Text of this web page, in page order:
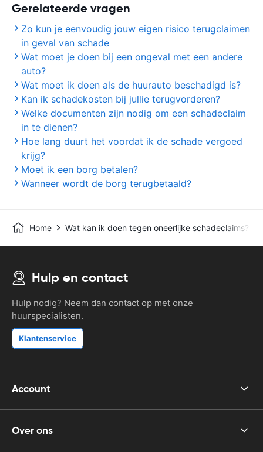
Gerelateerde vragen
Zo kun je eenvoudig jouw eigen risico terugclaimen
in geval van schade
Wat moet je doen bij een ongeval met een andere
auto?
Wat moet ik doen als de huurauto beschadigd is?
Kan ik schadekosten bij jullie terugvorderen?
Welke documenten zijn nodig om een schadeclaim
in te dienen?
Hoe lang duurt het voordat ik de schade vergoed
krijg?
Moet ik een borg betalen?
Wanneer wordt de borg terugbetaald?
Home Wat kan ik doen tegen oneerlijke schadeclaims?
Hulp en contact
Hulp nodig? Neem dan contact op met onze
huurspecialisten.
Klantenservice
Account
Over ons